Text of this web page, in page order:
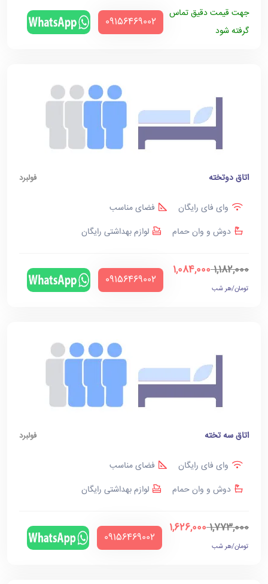
جهت قیمت دقیق تماس
گرفته شود
‪09156469002‬
اتاق دوتخته فولبرد
وای فای رایگان
فضای مناسب
دوش و وان حمام
لوازم بهداشتی رایگان
1,182,000
1,084,000
تومان/هر شب
‪09156469002‬
اتاق سه تخته فولبرد
وای فای رایگان
فضای مناسب
دوش و وان حمام
لوازم بهداشتی رایگان
1,773,000
1,626,000
تومان/هر شب
‪09156469002‬